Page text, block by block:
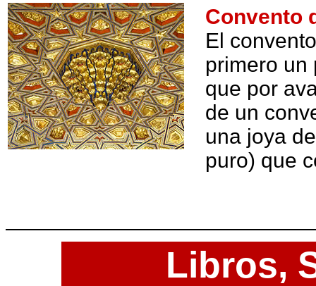
Convento
El
primero un
que por
de un
una joya
puro) que
Libros,